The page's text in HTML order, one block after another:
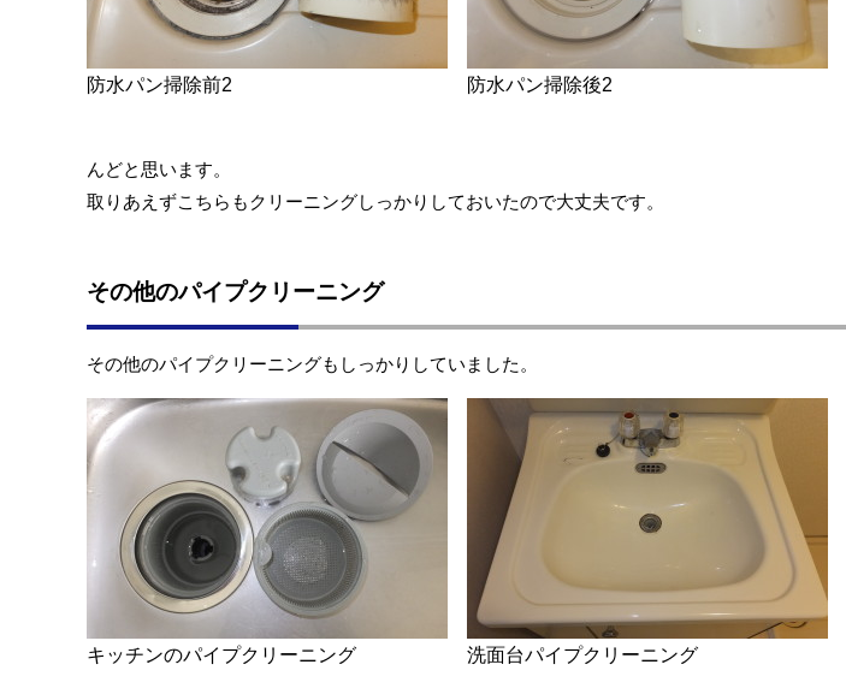
防水パン掃除前2 防水パン掃除後2
んどと思います。
取りあえずこちらもクリーニングしっかりしておいたので大丈夫です。
その他のパイプクリーニング
その他のパイプクリーニングもしっかりしていました。
キッチンのパイプクリーニング 洗面台パイプクリーニング